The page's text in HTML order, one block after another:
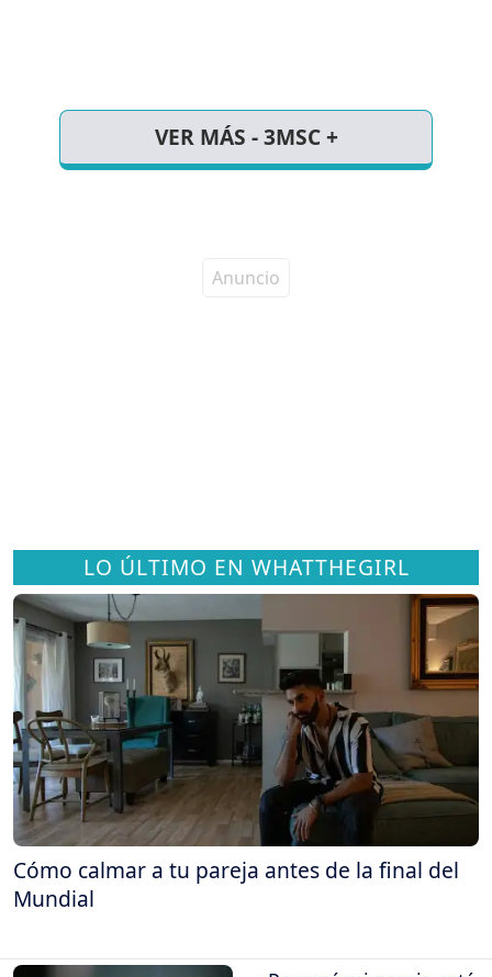
VER MÁS - 3MSC +
LO ÚLTIMO EN WHATTHEGIRL
Cómo calmar a tu pareja antes de la final del
Mundial